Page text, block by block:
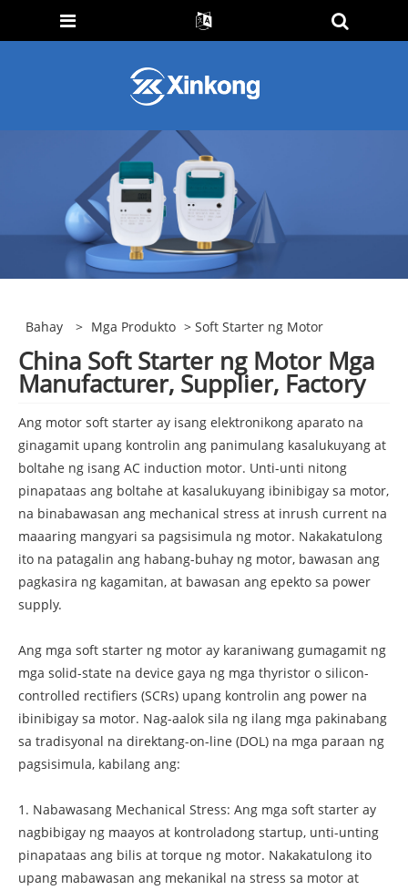
Bahay > Mga Produkto > Soft Starter ng Motor
China Soft Starter ng Motor Mga
Manufacturer, Supplier, Factory
Ang motor soft starter ay isang elektronikong aparato na
ginagamit upang kontrolin ang panimulang kasalukuyang at
boltahe ng isang AC induction motor. Unti-unti nitong
pinapataas ang boltahe at kasalukuyang ibinibigay sa motor,
na binabawasan ang mechanical stress at inrush current na
maaaring mangyari sa pagsisimula ng motor. Nakakatulong
ito na patagalin ang habang-buhay ng motor, bawasan ang
pagkasira ng kagamitan, at bawasan ang epekto sa power
supply.
Ang mga soft starter ng motor ay karaniwang gumagamit ng
mga solid-state na device gaya ng mga thyristor o silicon-
controlled rectifiers (SCRs) upang kontrolin ang power na
ibinibigay sa motor. Nag-aalok sila ng ilang mga pakinabang
sa tradisyonal na direktang-on-line (DOL) na mga paraan ng
pagsisimula, kabilang ang:
1. Nabawasang Mechanical Stress: Ang mga soft starter ay
nagbibigay ng maayos at kontroladong startup, unti-unting
pinapataas ang bilis at torque ng motor. Nakakatulong ito
upang mabawasan ang mekanikal na stress sa motor at